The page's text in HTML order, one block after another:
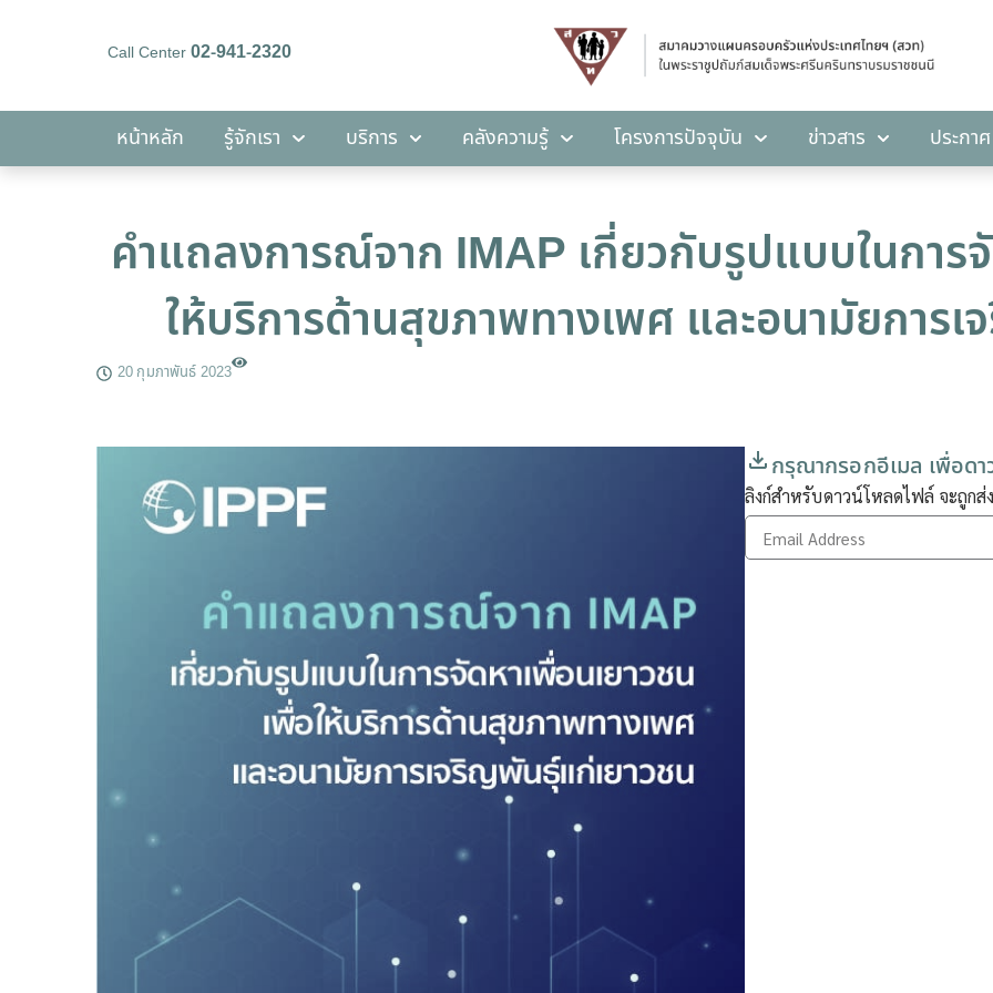
Call Center02-941-2320
หน้าหลัก รู้จักเรา บริการ คลังความรู้ โครงการปัจจุบัน ข่าวสาร ประกาศ
คลังความรู้ โครงการปัจจุบัน
คำแถลงการณ์จาก IMAP เกี่ยวกับรูปแบบในการ
ให้บริการด้านสุขภาพทางเพศ และอนามัยการ
20 กุมภาพันธ์ 2023
กรุณากรอกอีเมล เพื่อดา
ลิงก์สำหรับดาวน์โหลดไฟล์ จะถูก